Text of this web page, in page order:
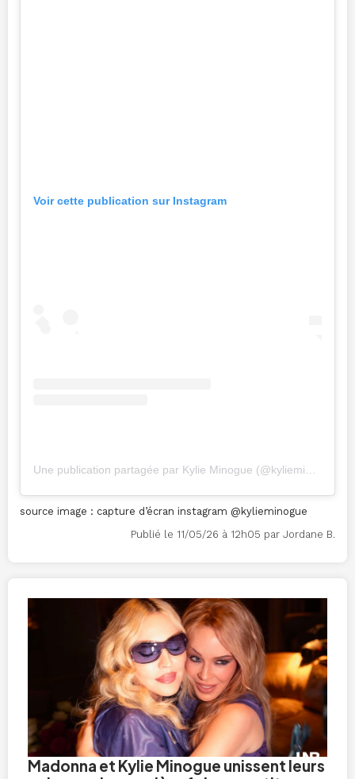
Voir cette publication sur Instagram
source image : capture d’écran instagram @kylieminogue
Publié le 11/05/26 à 12h05 par Jordane B.
Madonna et Kylie Minogue unissent leurs